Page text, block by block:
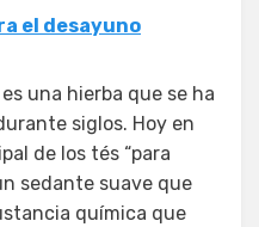
el desayuno
una hierba que se ha
siglos. Hoy en
de los tés “para
sedante suave que
química que